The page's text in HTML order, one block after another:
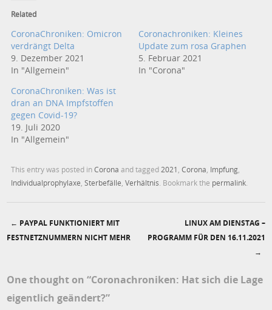
Related
CoronaChroniken: Omicron
verdrängt Delta
9. Dezember 2021
In "Allgemein"
Coronachroniken: Kleines
Update zum rosa Graphen
5. Februar 2021
In "Corona"
CoronaChroniken: Was ist
dran an DNA Impfstoffen
gegen Covid-19?
19. Juli 2020
In "Allgemein"
This entry was posted inCorona and tagged 2021 ,Corona Impfung
Individualprophylaxe ,Sterbefälle ,Verhältnis . Bookmark the permalink
Post navigation
← PAYPAL FUNKTIONIERT MIT
FESTNETZNUMMERN NICHT MEHR
LINUX AM DIENSTAG –
PROGRAMM FÜR DEN 16.11.2021
→
One thought on “Coronachroniken: Hat sich die Lage
eigentlich geändert?”